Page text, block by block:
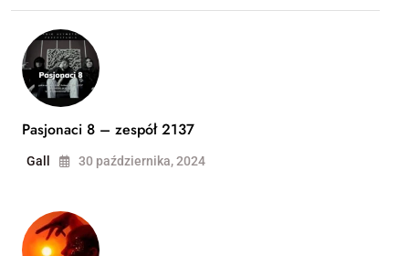
Pasjonaci 8 – zespół 2137
Gall 30 października, 2024